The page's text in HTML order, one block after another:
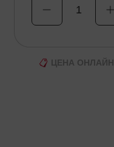
1
ЦЕНА ОНЛАЙН